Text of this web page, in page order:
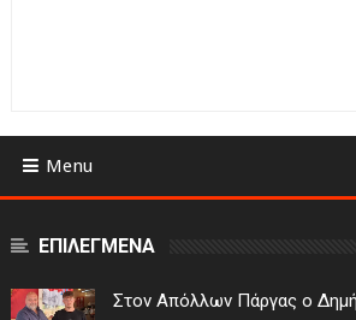
Menu
ΕΠΙΛΕΓΜΕΝΑ
Στον Απόλλων Πάργας ο